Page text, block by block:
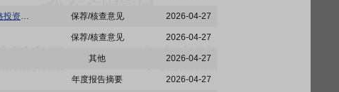
威贸电子:申万宏源证券承销保荐有限责任公司关于上海威贸电子股份有限公司向不特定合格投资者公开发行股票之保荐工作总结报告书 保荐/核查意见 2026-04-27
保荐/核查意见 2026-04-27
其他 2026-04-27
年度报告摘要 2026-04-27